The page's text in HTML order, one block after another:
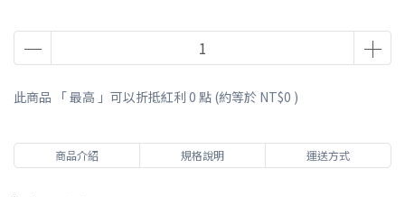
此商品 「 最高 」可以折抵紅利 0 點 (約等於 NT$0 )
商品介紹 規格說明 運送方式